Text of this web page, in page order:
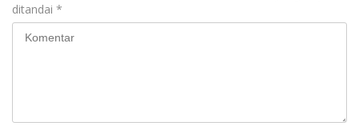
ditandai *